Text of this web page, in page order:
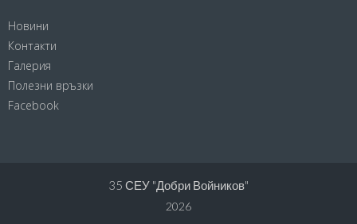
Новини
Контакти
Галерия
Полезни връзки
Facebook
35 СЕУ "Добри Войников"
2026